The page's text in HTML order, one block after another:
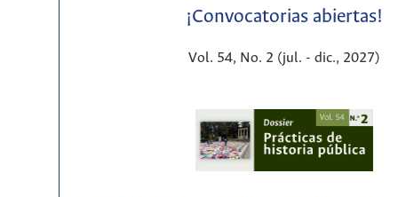
¡Convocatorias abiertas!
Vol. 54, No. 2 (jul. - dic., 2027)